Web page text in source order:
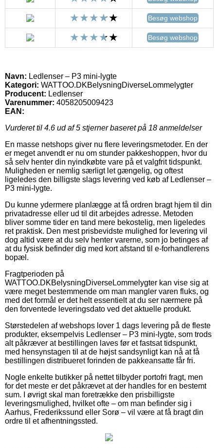
Besøg webshop
Besøg webshop
Navn: Ledlenser – P3 mini-lygte
Kategori: WATTOO.DKBelysningDiverseLommelygter
Producent: Ledlenser
Varenummer: 4058205009423
EAN:
Vurderet til 4.6 ud af 5 stjerner baseret på 18 anmeldelser
En masse netshops giver nu flere leveringsmetoder. En der
er meget anvendt er nu om stunder pakkeshoppen, hvor du
så selv henter din nyindkøbte vare på et valgfrit tidspunkt.
Muligheden er nemlig særligt let gængelig, og oftest
ligeledes den billigste slags levering ved køb af Ledlenser –
P3 mini-lygte.
Du kunne ydermere planlægge at få ordren bragt hjem til din
privatadresse eller ud til dit arbejdes adresse. Metoden
bliver somme tider en tand mere bekostelig, men ligeledes
ret praktisk. Den mest prisbevidste mulighed for levering vil
dog altid være at du selv henter varerne, som jo betinges af
at du fysisk befinder dig med kort afstand til e-forhandlerens
bopæl.
Fragtperioden på
WATTOO.DKBelysningDiverseLommelygter kan vise sig at
være meget bestemmende om man mangler varen fluks, og
med det formål er det helt essentielt at du ser nærmere på
den forventede leveringsdato ved det aktuelle produkt.
Størstedelen af webshops lover 1 dags levering på de fleste
produkter, eksempelvis Ledlenser – P3 mini-lygte, som trods
alt påkræver at bestillingen laves før et fastsat tidspunkt,
med hensynstagen til at de højst sandsynligt kan nå at få
bestillingen distribueret forinden de pakkeansatte får fri.
Nogle enkelte butikker på nettet tilbyder portofri fragt, men
for det meste er det påkrævet at der handles for en bestemt
sum. I øvrigt skal man foretrække den prisbilligste
leveringsmulighed, hvilket ofte – om man befinder sig i
Aarhus, Frederikssund eller Sorø – vil være at få bragt din
ordre til et afhentningssted.